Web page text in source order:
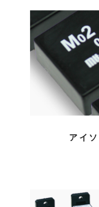
アイ